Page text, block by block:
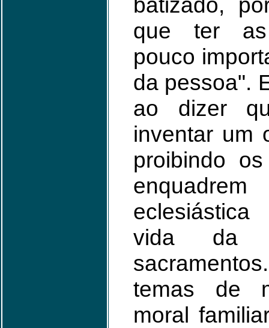
batizado,
que ter as
pouco
da pessoa".
ao dizer
inventar um
proibindo
vida da
temas de
moral